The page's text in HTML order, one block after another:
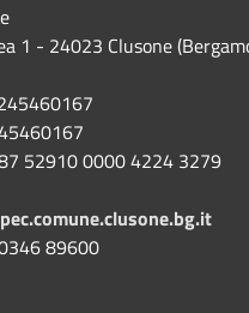
1 - 24023 Clusone
52910 0000 4224 3279
89600